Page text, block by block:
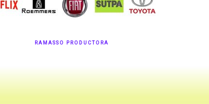
RAMASSO PRODUCTORA